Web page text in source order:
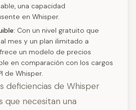
una capacidad
en Whisper.
Con un nivel gratuito que
mes y un plan ilimitado a
un modelo de precios
en comparación con los cargos
de Whisper.
deficiencias de Whisper
que necesitan una